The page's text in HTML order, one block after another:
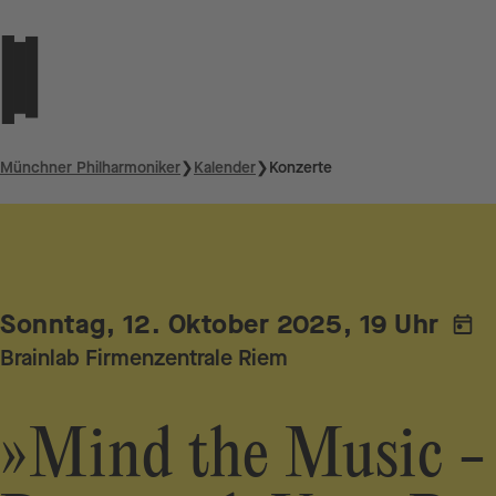
Münchner Philharmoniker❯Kalender❯Konzerte
»Mind the Music
Sonntag, 12. Oktober 2025, 19 Uhr
Brainlab Firmenzentrale Riem